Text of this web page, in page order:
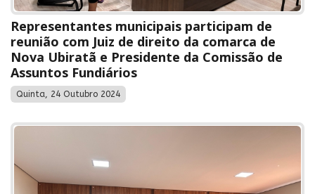
Representantes municipais participam de
reunião com Juiz de direito da comarca de
Nova Ubiratã e Presidente da Comissão de
Assuntos Fundiários
Quinta, 24 Outubro 2024